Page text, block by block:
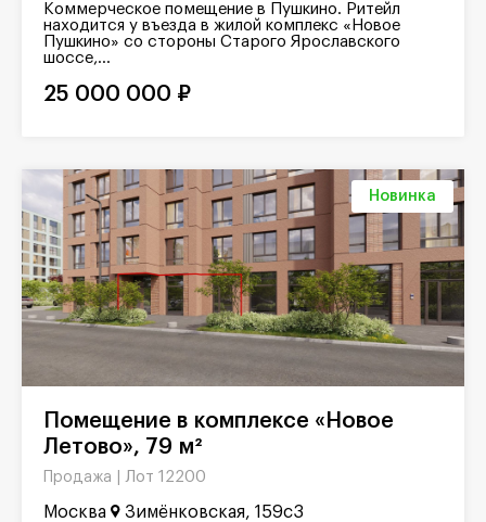
Коммерческое помещение в Пушкино. Ритейл
находится у въезда в жилой комплекс «Новое
Пушкино» со стороны Старого Ярославского
шоссе,...
25 000 000 ₽
Новинка
Летово», 79 м²
Продажа | Лот 12200
Москва Зимёнковская, 159с3